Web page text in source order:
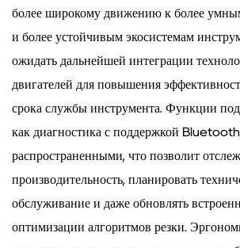
более широкому движению к более
и более устойчивым экосистемам
ожидать дальнейшей интеграции
двигателей для повышения
срока службы инструмента. Функции
как диагностика с поддержкой
распространенными, что позволит
производительность, планировать
обслуживание и даже обновлять
оптимизации алгоритмов резки.